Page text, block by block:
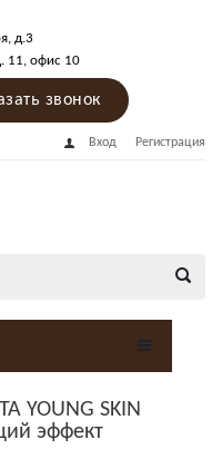
д.3
11, офис 10
звонок
Вход Регистрация
YOUNG SKIN
эффект